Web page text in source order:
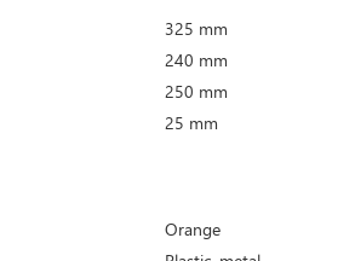
325 mm
240 mm
250 mm
25 mm
Orange